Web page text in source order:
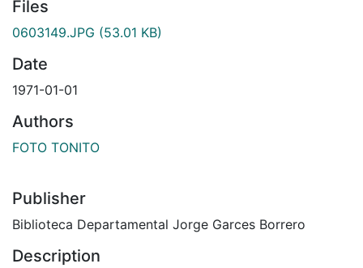
Files
0603149.JPG (53.01 KB)
Date
1971-01-01
Authors
FOTO TONITO
Publisher
Biblioteca Departamental Jorge Garces Borrero
Description